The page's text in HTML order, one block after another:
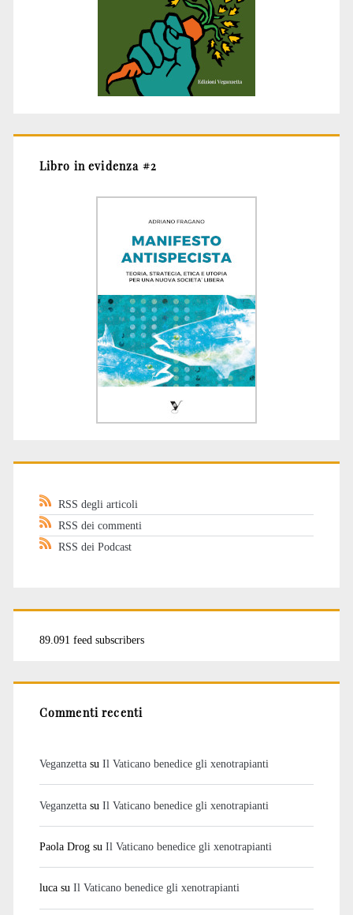
Libro in evidenza #2
RSS degli articoli
RSS dei commenti
RSS dei Podcast
89.091 feed subscribers
Commenti recenti
Veganzettasu Il Vaticano benedice gli xenotrapianti
Veganzettasu Il Vaticano benedice gli xenotrapianti
Paola Drogsu Il Vaticano benedice gli xenotrapianti
lucasu Il Vaticano benedice gli xenotrapianti